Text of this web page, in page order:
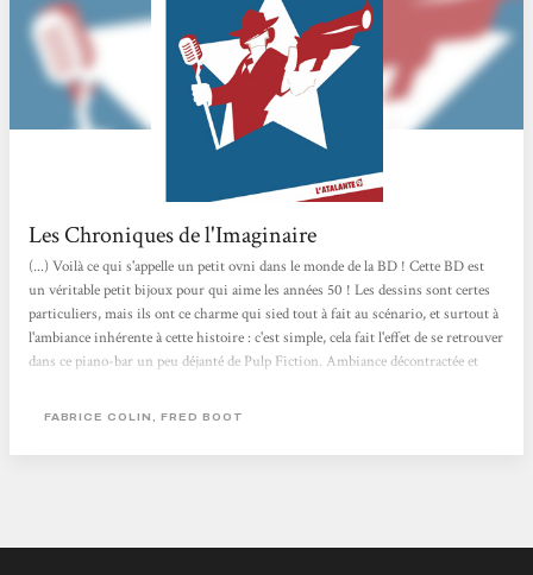
Les Chroniques de l'Imaginaire
(...) Voilà ce qui s'appelle un petit ovni dans le monde de la BD ! Cette BD est
un véritable petit bijoux pour qui aime les années 50 ! Les dessins sont certes
particuliers, mais ils ont ce charme qui sied tout à fait au scénario, et surtout à
l'ambiance inhérente à cette histoire : c'est simple, cela fait l'effet de se retrouver
dans ce piano-bar un peu déjanté de Pulp Fiction. Ambiance décontractée et
travail de Fabrice Colin est en tous points remarquable : on ne s'ennuie pas une
FABRICE COLIN, FRED BOOT